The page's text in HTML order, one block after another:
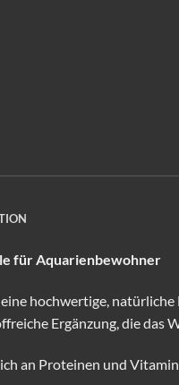
für Aquarienbewohner
hochwertige,
Ergänzung, die
an Proteinen und